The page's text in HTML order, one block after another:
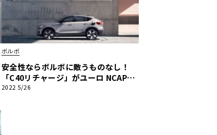
ボルボ
安全性ならボルボに敵うものなし！
「C40リチャージ」がユーロ NCAPテ
ストで5つ星評価を獲得!!
2022 5/26